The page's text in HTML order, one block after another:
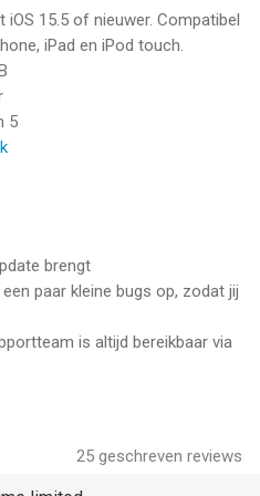
met Gaiyo, dé zakelijke
deelmobiliteit en
werk & privéis het laatst
iOS 15.5 of nieuwer. Compatibel
iPad en iPod touch.
5
brengt
paar kleine bugs op, zodat jij
is altijd bereikbaar via
25 geschreven reviews